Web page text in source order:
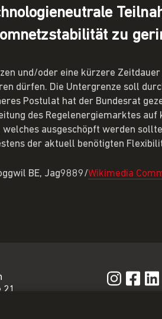
zu
und/oder eine kürzere
dürfen. Die Untergrenze soll
Postulat hat der Bundesrat
des Regelenergiemarktes auf
ausgeschöpft werden
der aktuell benötigten
BE, Jag9889/Wikimedia
21